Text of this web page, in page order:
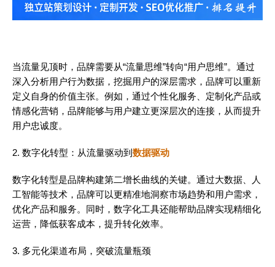
当流量见顶时，品牌需要从“流量思维”转向“用户思维”。通过
深入分析用户行为数据，挖掘用户的深层需求，品牌可以重新
定义自身的价值主张。例如，通过个性化服务、定制化产品或
情感化营销，品牌能够与用户建立更深层次的连接，从而提升
用户忠诚度。
2. 数字化转型：从流量驱动到 数据驱动
数字化转型是品牌构建第二增长曲线的关键。通过大数据、人
工智能等技术，品牌可以更精准地洞察市场趋势和用户需求，
优化产品和服务。同时，数字化工具还能帮助品牌实现精细化
运营，降低获客成本，提升转化效率。
3. 多元化渠道布局，突破流量瓶颈